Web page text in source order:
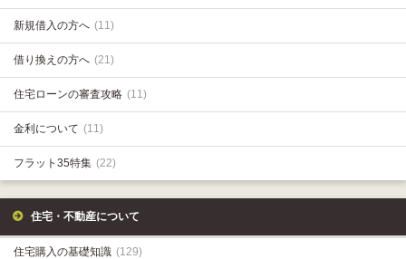
新規借入の方へ (11)
借り換えの方へ (21)
住宅ローンの審査攻略 (11)
金利について (11)
フラット35特集 (22)
住宅・不動産について
住宅購入の基礎知識 (129)